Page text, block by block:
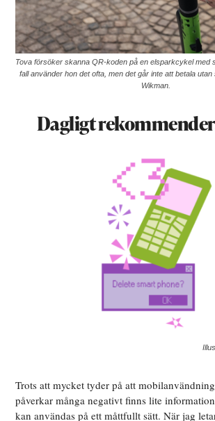
Tova försöker skanna QR-koden på en elsparkcykel med
fall använder hon det ofta, men det går inte att betala
Wikman.
Dagligt
Trots att mycket tyder på att
påverkar många negativt finns lite
kan användas på ett måttfullt sätt. När jag